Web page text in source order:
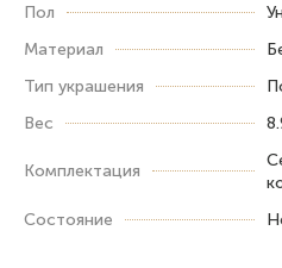
Пол
Материал
Тип украшения
Вес
Комплектация
Состояние